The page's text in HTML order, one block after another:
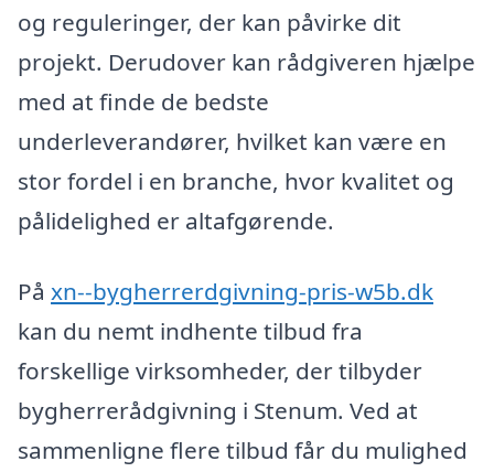
og reguleringer, der kan påvirke dit
projekt. Derudover kan rådgiveren hjælpe
med at finde de bedste
underleverandører, hvilket kan være en
stor fordel i en branche, hvor kvalitet og
pålidelighed er altafgørende.
På xn--bygherrerdgivning-pris-w5b.dk
kan du nemt indhente tilbud fra
forskellige virksomheder, der tilbyder
bygherrerådgivning i Stenum. Ved at
sammenligne flere tilbud får du mulighed